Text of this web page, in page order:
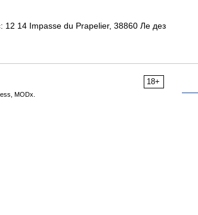
14 Impasse du Prapelier, 38860 Ле дез
18+
MODx.